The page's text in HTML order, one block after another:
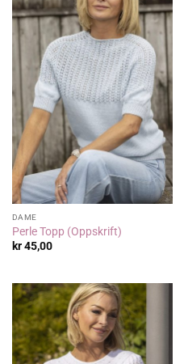
DAME
Perle Topp (Oppskrift)
kr45,00